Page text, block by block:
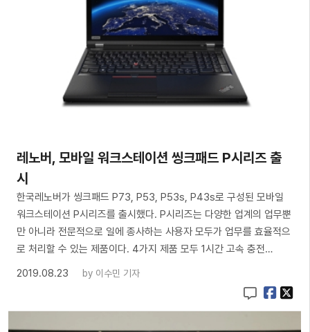
레노버, 모바일 워크스테이션 씽크패드 P시리즈 출
시
한국레노버가 씽크패드 P73, P53, P53s, P43s로 구성된 모바일
워크스테이션 P시리즈를 출시했다. P시리즈는 다양한 업계의 업무뿐
만 아니라 전문적으로 일에 종사하는 사용자 모두가 업무를 효율적으
로 처리할 수 있는 제품이다. 4가지 제품 모두 1시간 고속 충전…
2019.08.23
by 이수민 기자